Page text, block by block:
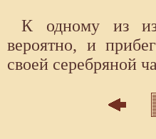
К одному из
вероятно, и
своей серебряной